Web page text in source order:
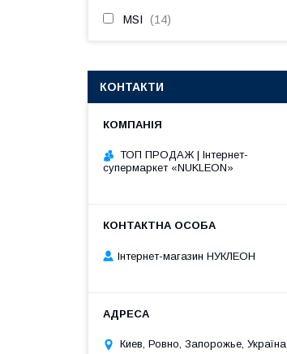
MSI 14
КОНТАКТИ
ТОП ПРОДАЖ | Інтернет-
супермаркет «NUKLEON»
Інтернет-магазин НУКЛЕОН
Киев, Ровно, Запорожье, Україна